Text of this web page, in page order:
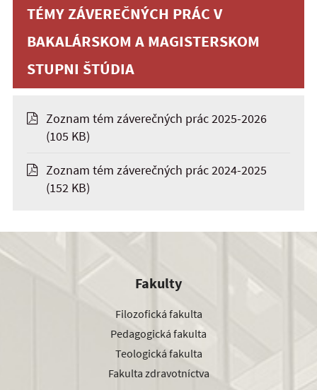
TÉMY ZÁVEREČNÝCH PRÁC V
BAKALÁRSKOM A MAGISTERSKOM
STUPNI ŠTÚDIA
Zoznam tém záverečných prác 2025-2026
(105 KB)
Zoznam tém záverečných prác 2024-2025
(152 KB)
Fakulty
Filozofická fakulta
Pedagogická fakulta
Teologická fakulta
Fakulta zdravotníctva